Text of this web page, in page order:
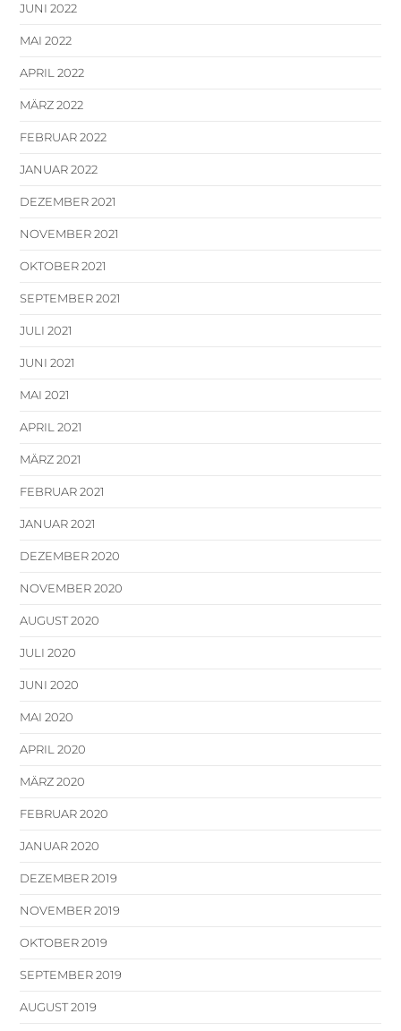
JUNI 2022
MAI 2022
APRIL 2022
MÄRZ 2022
FEBRUAR 2022
JANUAR 2022
DEZEMBER 2021
NOVEMBER 2021
OKTOBER 2021
SEPTEMBER 2021
JULI 2021
JUNI 2021
MAI 2021
APRIL 2021
MÄRZ 2021
FEBRUAR 2021
JANUAR 2021
DEZEMBER 2020
NOVEMBER 2020
AUGUST 2020
JULI 2020
JUNI 2020
MAI 2020
APRIL 2020
MÄRZ 2020
FEBRUAR 2020
JANUAR 2020
DEZEMBER 2019
NOVEMBER 2019
OKTOBER 2019
SEPTEMBER 2019
AUGUST 2019